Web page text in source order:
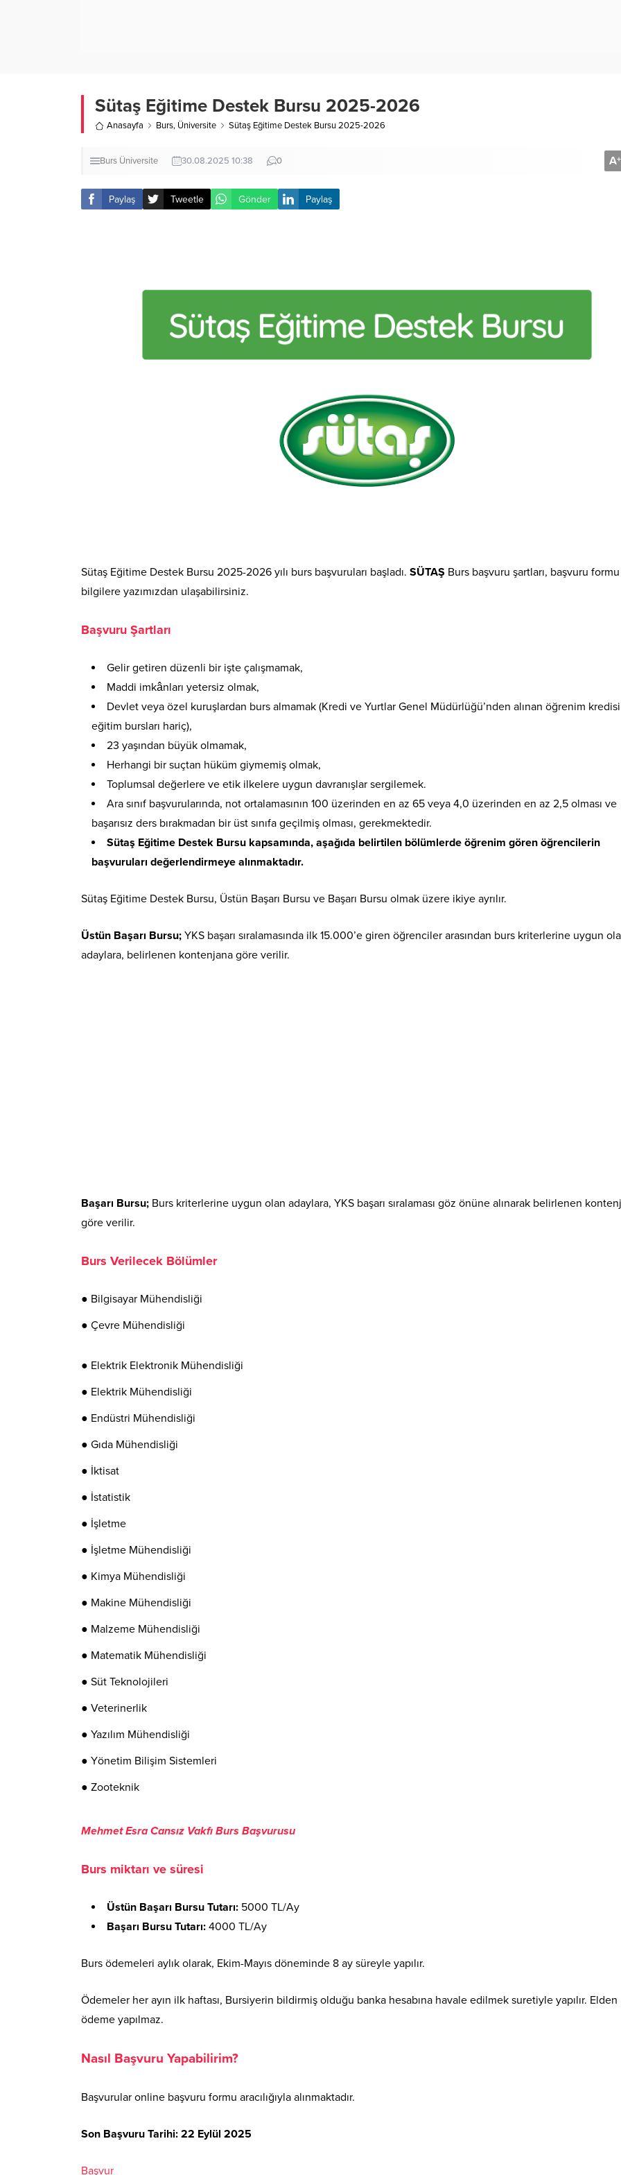
Sütaş Eğitime Destek Bursu 2025-2026
Anasayfa Burs, Üniversite Sütaş Eğitime Destek Bursu 2025-2026
Burs Üniversite 30.08.2025 10:38 0 A+
Paylaş Tweetle Gönder Paylaş
Sütaş Eğitime Destek Bursu 2025-2026 yılı burs başvuruları başladı. SÜTAŞ Burs başvuru şartları, başvuru
bilgilere yazımızdan ulaşabilirsiniz.
Başvuru Şartları
Gelir getiren düzenli bir işte çalışmamak,
Maddi imkânları yetersiz olmak,
Devlet veya özel kuruşlardan burs almamak (Kredi ve Yurtlar Genel Müdürlüğü’nden alınan öğrenim
eğitim bursları hariç),
23 yaşından büyük olmamak,
Herhangi bir suçtan hüküm giymemiş olmak,
Toplumsal değerlere ve etik ilkelere uygun davranışlar sergilemek.
Ara sınıf başvurularında, not ortalamasının 100 üzerinden en az 65 veya 4,0 üzerinden en az 2,5 olması ve
başarısız ders bırakmadan bir üst sınıfa geçilmiş olması, gerekmektedir.
Sütaş Eğitime Destek Bursu kapsamında, aşağıda belirtilen bölümlerde öğrenim gören öğrencilerin
başvuruları değerlendirmeye alınmaktadır.
Sütaş Eğitime Destek Bursu, Üstün Başarı Bursu ve Başarı Bursu olmak üzere ikiye ayrılır.
Üstün Başarı Bursu; YKS başarı sıralamasında ilk 15.000’e giren öğrenciler arasından burs kriterlerine uygun
adaylara, belirlenen kontenjana göre verilir.
Başarı Bursu; Burs kriterlerine uygun olan adaylara, YKS başarı sıralaması göz önüne alınarak belirlenen
göre verilir.
Burs Verilecek Bölümler
● Bilgisayar Mühendisliği
● Çevre Mühendisliği
● Elektrik Elektronik Mühendisliği
● Elektrik Mühendisliği
● Endüstri Mühendisliği
● Gıda Mühendisliği
● İktisat
● İstatistik
● İşletme
● İşletme Mühendisliği
● Kimya Mühendisliği
● Makine Mühendisliği
● Malzeme Mühendisliği
● Matematik Mühendisliği
● Süt Teknolojileri
● Veterinerlik
● Yazılım Mühendisliği
● Yönetim Bilişim Sistemleri
● Zooteknik
Mehmet Esra Cansız Vakfı Burs Başvurusu
Burs miktarı ve süresi
Üstün Başarı Bursu Tutarı: 5000 TL/Ay
Başarı Bursu Tutarı: 4000 TL/Ay
Burs ödemeleri aylık olarak, Ekim-Mayıs döneminde 8 ay süreyle yapılır.
Ödemeler her ayın ilk haftası, Bursiyerin bildirmiş olduğu banka hesabına havale edilmek suretiyle yapılır. Elden
ödeme yapılmaz.
Nasıl Başvuru Yapabilirim?
Başvurular online başvuru formu aracılığıyla alınmaktadır.
Son Başvuru Tarihi: 22 Eylül 2025
Başvur